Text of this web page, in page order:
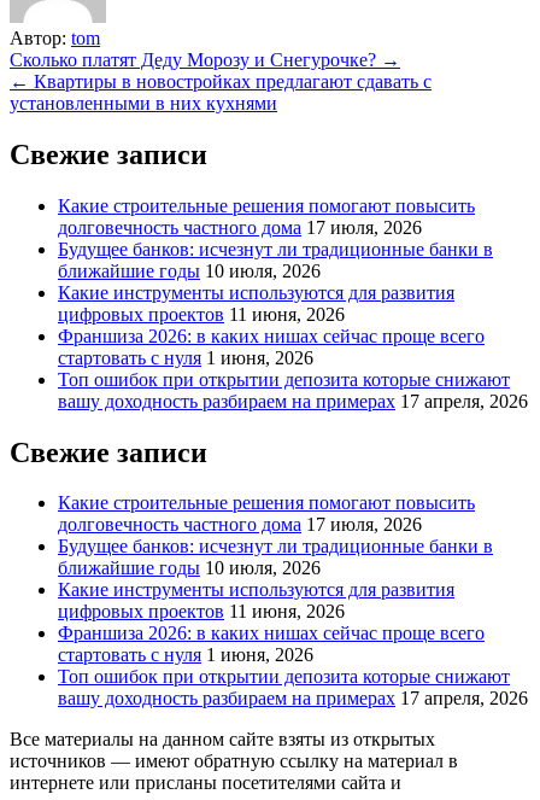
Автор: tom
Навигация
по
Сколько платят Деду Морозу и Снегурочке? →
← Квартиры в новостройках предлагают сдавать с
установленными в них кухнями
Свежие записи
Какие строительные решения помогают повысить
долговечность частного дома 17 июля, 2026
Будущее банков: исчезнут ли традиционные банки в
ближайшие годы 10 июля, 2026
Какие инструменты используются для развития
цифровых проектов 11 июня, 2026
Франшиза 2026: в каких нишах сейчас проще всего
стартовать с нуля 1 июня, 2026
Топ ошибок при открытии депозита которые снижают
вашу доходность разбираем на примерах 17 апреля, 2026
Свежие записи
Какие строительные решения помогают повысить
долговечность частного дома 17 июля, 2026
Будущее банков: исчезнут ли традиционные банки в
ближайшие годы 10 июля, 2026
Какие инструменты используются для развития
цифровых проектов 11 июня, 2026
Франшиза 2026: в каких нишах сейчас проще всего
стартовать с нуля 1 июня, 2026
Топ ошибок при открытии депозита которые снижают
вашу доходность разбираем на примерах 17 апреля, 2026
Все материалы на данном сайте взяты из открытых
источников — имеют обратную ссылку на материал в
интернете или присланы посетителями сайта и